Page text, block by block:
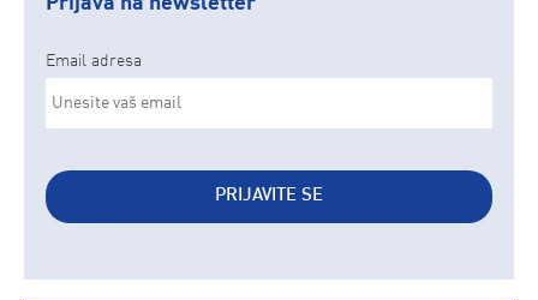
Email adresa
PRIJAVITE SE